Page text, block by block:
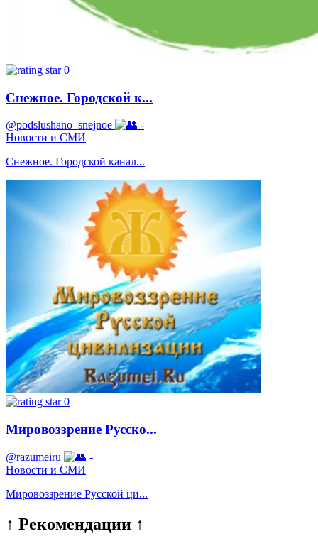
0
Снежное. Городской к...
@podslushano_snejnoe
-
Новости и СМИ
Снежное. Городской канал...
0
Мировоззрение Русско...
@razumeiru
-
Новости и СМИ
Мировоззрение Русской ци...
↑ Рекомендации ↑